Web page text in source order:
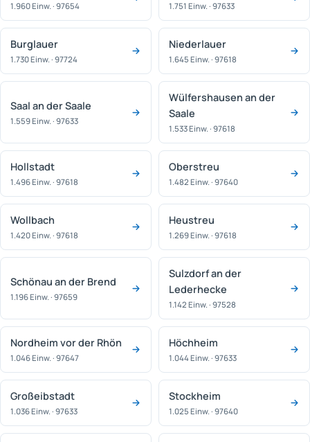
1.960 Einw. · 97654 1.751 Einw. · 97633
Burglauer
1.730 Einw. · 97724
Niederlauer
1.645 Einw. · 97618
Saal an der Saale
1.559 Einw. · 97633
Wülfershausen an der
Saale
1.533 Einw. · 97618
Hollstadt
1.496 Einw. · 97618
Oberstreu
1.482 Einw. · 97640
Wollbach
1.420 Einw. · 97618
Heustreu
1.269 Einw. · 97618
Schönau an der Brend
1.196 Einw. · 97659
Sulzdorf an der
Lederhecke
1.142 Einw. · 97528
Nordheim vor der Rhön
1.046 Einw. · 97647
Höchheim
1.044 Einw. · 97633
Großeibstadt
1.036 Einw. · 97633
Stockheim
1.025 Einw. · 97640